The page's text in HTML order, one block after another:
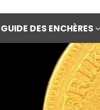
GUIDE DES ENCHÈRES